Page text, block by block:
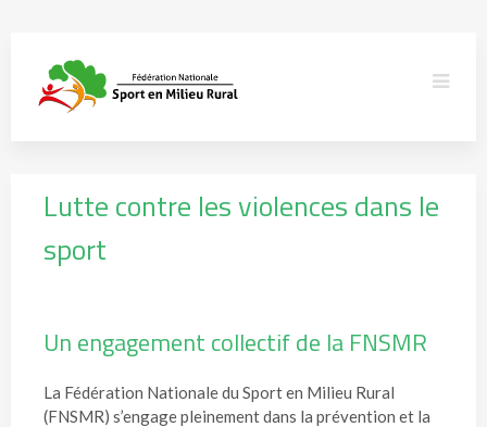
Lutte contre les violences dans le
sport
Un engagement collectif de la FNSMR
La Fédération Nationale du Sport en Milieu Rural
(FNSMR) s’engage pleinement dans la prévention et la